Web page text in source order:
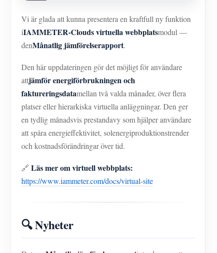
Vi är glada att kunna presentera en kraftfull ny funktion
iIAMMETER-Clouds virtuella webbplatsmodul —
denMånatlig jämförelserapport.
Den här uppdateringen gör det möjligt för användare
attjämför energiförbrukningen och
faktureringsdatamellan två valda månader, över flera
platser eller hierarkiska virtuella anläggningar. Den ger
en tydlig månadsvis prestandavy som hjälper användare
att spåra energieffektivitet, solenergiproduktionstrender
och kostnadsförändringar över tid.
🔗 Läs mer om virtuell webbplats:
https://www.iammeter.com/docs/virtual-site
🔍 Nyheter